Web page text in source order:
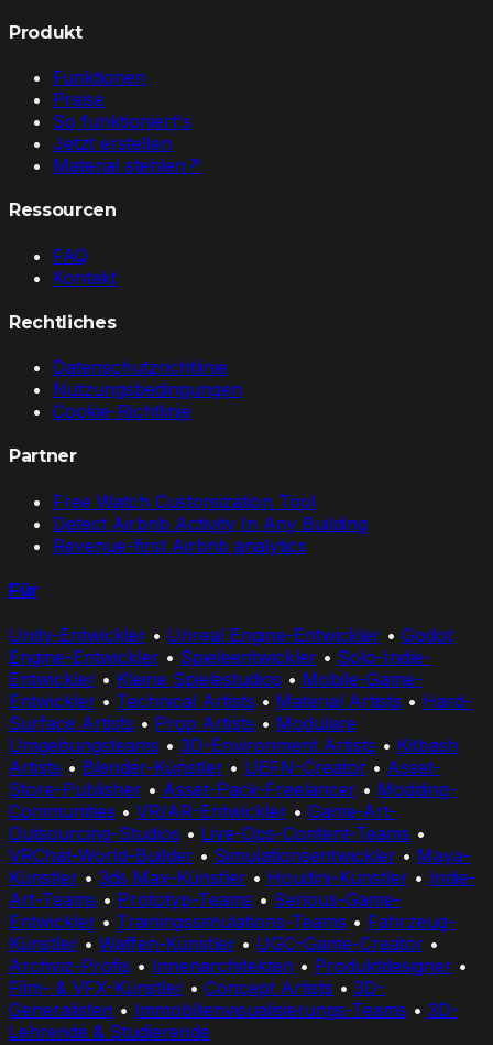
Produkt
Funktionen
Preise
So funktioniert's
Jetzt erstellen
Material stehlen ↗
Ressourcen
FAQ
Kontakt
Rechtliches
Datenschutzrichtlinie
Nutzungsbedingungen
Cookie-Richtlinie
Partner
Free Watch Customization Tool
Detect Airbnb Activity In Any Building
Revenue-first Airbnb analytics
Für
Unity-Entwickler • Unreal Engine-Entwickler • Godot
Engine-Entwickler • Spieleentwickler • Solo-Indie-
Entwickler • Kleine Spielestudios • Mobile-Game-
Entwickler • Technical Artists • Material Artists • Hard-
Surface Artists • Prop Artists • Modulare
Umgebungsteams • 3D-Environment Artists • Kitbash
Artists • Blender-Künstler • UEFN-Creator • Asset-
Store-Publisher • Asset-Pack-Freelancer • Modding-
Communities • VR/AR-Entwickler • Game-Art-
Outsourcing-Studios • Live-Ops-Content-Teams •
VRChat-World-Builder • Simulationsentwickler • Maya-
Künstler • 3ds Max-Künstler • Houdini-Künstler • Indie-
Art-Teams • Prototyp-Teams • Serious-Game-
Entwickler • Trainingssimulations-Teams • Fahrzeug-
Künstler • Waffen-Künstler • UGC-Game-Creator •
Archviz-Profis • Innenarchitekten • Produktdesigner •
Film- & VFX-Künstler • Concept Artists • 3D-
Generalisten • Immobilienvisualisierungs-Teams • 3D-
Lehrende & Studierende